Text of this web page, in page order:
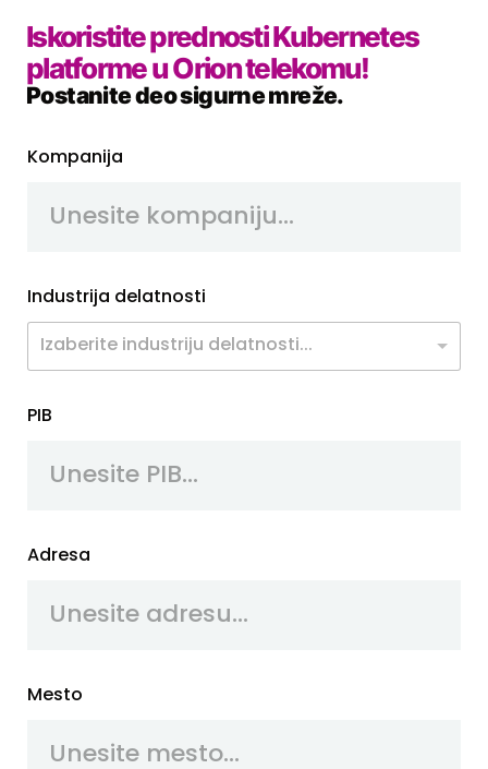
Iskoristite prednosti Kubernetes
platforme u Orion telekomu!
Postanite deo sigurne mreže.
Kompanija
Industrija delatnosti
Izaberite industriju delatnosti...
PIB
Adresa
Mesto